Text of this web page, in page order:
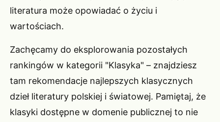
literatura może opowiadać o życiu i
wartościach.
Zachęcamy do eksplorowania pozostałych
rankingów w kategorii "Klasyka" – znajdziesz
tam rekomendacje najlepszych klasycznych
dzieł literatury polskiej i światowej. Pamiętaj, że
klasyki dostępne w domenie publicznej to nie